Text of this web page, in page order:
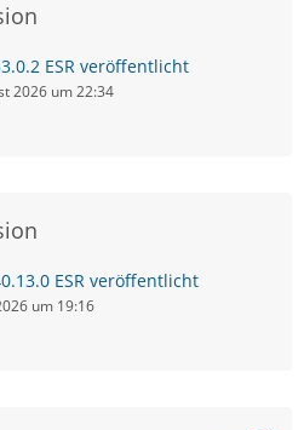
ESR veröffentlicht
2026 um 22:34
ESR veröffentlicht
um 19:16